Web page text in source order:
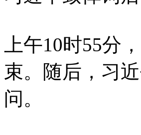
上午10时55分
束。随后，习
问。